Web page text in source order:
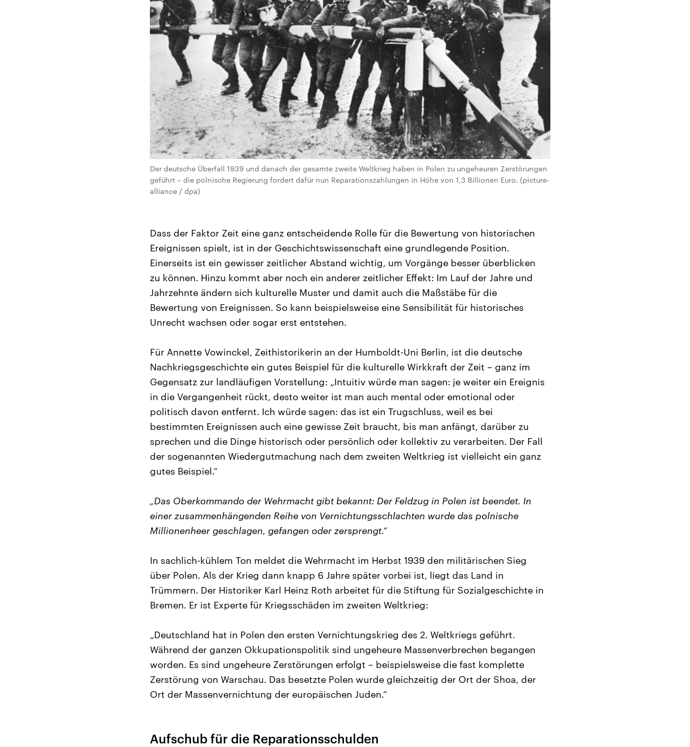
Der deutsche Überfall 1939 und danach der gesamte zweite Weltkrieg haben in Polen zu ungeheuren Zerstörungen
geführt – die polnische Regierung fordert dafür nun Reparationszahlungen in Höhe von 1,3 Billionen Euro. (picture-
alliance / dpa)
Dass der Faktor Zeit eine ganz entscheidende Rolle für die Bewertung von historischen
Ereignissen spielt, ist in der Geschichtswissenschaft eine grundlegende Position.
Einerseits ist ein gewisser zeitlicher Abstand wichtig, um Vorgänge besser überblicken
zu können. Hinzu kommt aber noch ein anderer zeitlicher Effekt: Im Lauf der Jahre und
Jahrzehnte ändern sich kulturelle Muster und damit auch die Maßstäbe für die
Bewertung von Ereignissen. So kann beispielsweise eine Sensibilität für historisches
Unrecht wachsen oder sogar erst entstehen.
Für Annette Vowinckel, Zeithistorikerin an der Humboldt-Uni Berlin, ist die deutsche
Nachkriegsgeschichte ein gutes Beispiel für die kulturelle Wirkkraft der Zeit – ganz im
Gegensatz zur landläufigen Vorstellung: „Intuitiv würde man sagen: je weiter ein Ereignis
in die Vergangenheit rückt, desto weiter ist man auch mental oder emotional oder
politisch davon entfernt. Ich würde sagen: das ist ein Trugschluss, weil es bei
bestimmten Ereignissen auch eine gewisse Zeit braucht, bis man anfängt, darüber zu
sprechen und die Dinge historisch oder persönlich oder kollektiv zu verarbeiten. Der Fall
der sogenannten Wiedergutmachung nach dem zweiten Weltkrieg ist vielleicht ein ganz
gutes Beispiel.“
„Das Oberkommando der Wehrmacht gibt bekannt: Der Feldzug in Polen ist beendet. In
einer zusammenhängenden Reihe von Vernichtungsschlachten wurde das polnische
Millionenheer geschlagen, gefangen oder zersprengt.“
In sachlich-kühlem Ton meldet die Wehrmacht im Herbst 1939 den militärischen Sieg
über Polen. Als der Krieg dann knapp 6 Jahre später vorbei ist, liegt das Land in
Trümmern. Der Historiker Karl Heinz Roth arbeitet für die Stiftung für Sozialgeschichte in
Bremen. Er ist Experte für Kriegsschäden im zweiten Weltkrieg:
„Deutschland hat in Polen den ersten Vernichtungskrieg des 2. Weltkriegs geführt.
Während der ganzen Okkupationspolitik sind ungeheure Massenverbrechen begangen
worden. Es sind ungeheure Zerstörungen erfolgt – beispielsweise die fast komplette
Zerstörung von Warschau. Das besetzte Polen wurde gleichzeitig der Ort der Shoa, der
Ort der Massenvernichtung der europäischen Juden.“
Aufschub für die Reparationsschulden